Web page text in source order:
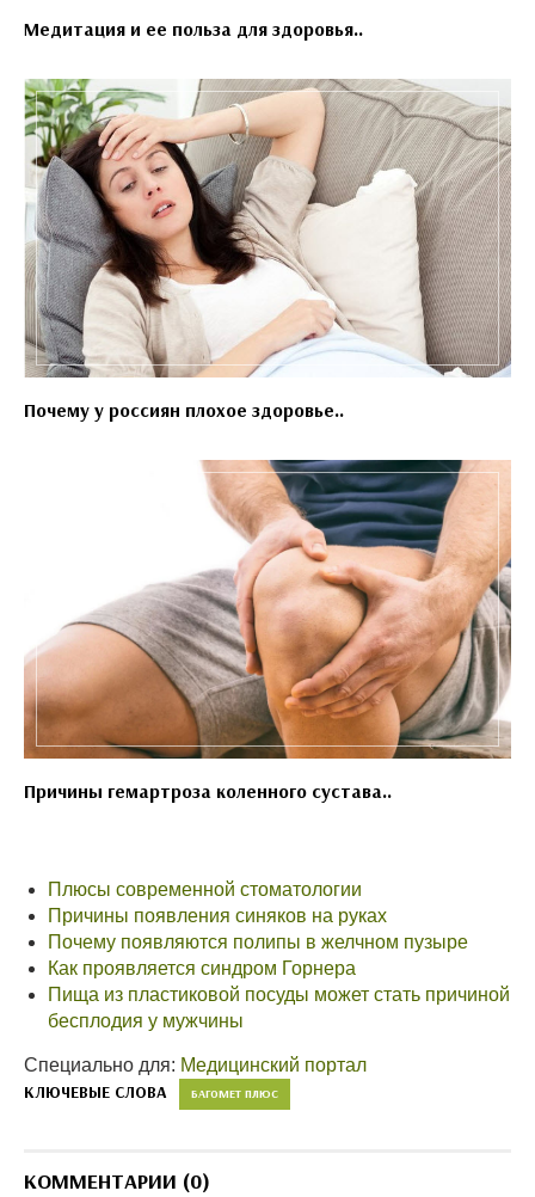
Медитация и ее польза для здоровья..
Почему у россиян плохое здоровье..
Причины гемартроза коленного сустава..
Плюсы современной стоматологии
Причины появления синяков на руках
Почему появляются полипы в желчном пузыре
Как проявляется синдром Горнера
Пища из пластиковой посуды может стать причиной
бесплодия у мужчины
Специально для: Медицинский портал
КЛЮЧЕВЫЕ СЛОВА БАГОМЕТ ПЛЮС
КОММЕНТАРИИ (0)